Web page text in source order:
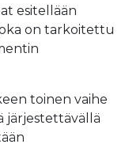
esitellään
on tarkoitettu
toinen vaihe
järjestettävällä